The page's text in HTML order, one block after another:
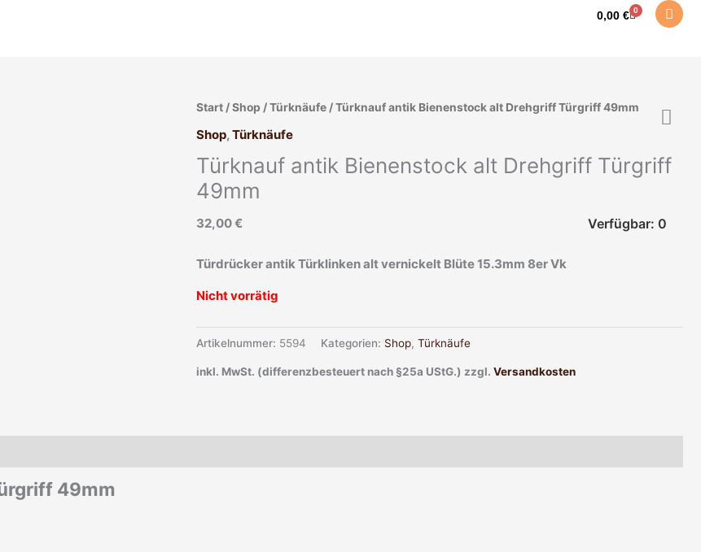
0,00 € 0
Warenkorb
Start /Shop /Türknäufe / Türknauf antik Bienenstock alt Drehgriff Türgriff 49mm
Shop, Türknäufe
Türknauf antik Bienenstock alt Drehgriff Türgriff
49mm
32,00€ Verfügbar: 0
Türdrücker antik Türklinken alt vernickelt Blüte 15.3mm 8er Vk
Nicht vorrätig
Artikelnummer: 5594 Kategorien: Shop, Türknäufe
inkl. MwSt. (differenzbesteuert nach §25a UStG.) zzgl. Versandkosten
49mm